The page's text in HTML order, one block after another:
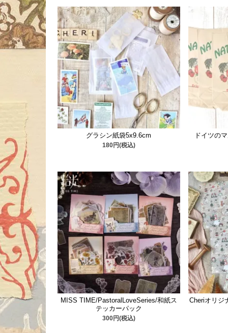
グラシン紙袋5x9.6cm
180円(税込)
ドイツの
MISS TIME/PastoralLoveSeries/和紙ス
テッカーパック
300円(税込)
Cheriオリジ